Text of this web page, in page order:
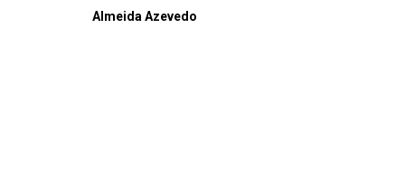
Almeida Azevedo